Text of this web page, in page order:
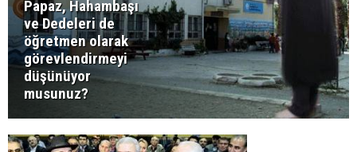
Papaz, Hahambaşı
ve Dedeleri de
öğretmen olarak
görevlendirmeyi
düşünüyor
musunuz?